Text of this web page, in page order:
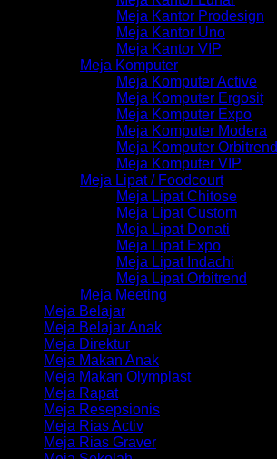
Meja Kantor Prodesign
Meja Kantor Uno
Meja Kantor VIP
Meja Komputer
Meja Komputer Active
Meja Komputer Ergosit
Meja Komputer Expo
Meja Komputer Modera
Meja Komputer Orbitrend
Meja Komputer VIP
Meja Lipat / Foodcourt
Meja Lipat Chitose
Meja Lipat Custom
Meja Lipat Donati
Meja Lipat Expo
Meja Lipat Indachi
Meja Lipat Orbitrend
Meja Meeting
Meja Belajar
Meja Belajar Anak
Meja Direktur
Meja Makan Anak
Meja Makan Olymplast
Meja Rapat
Meja Resepsionis
Meja Rias Activ
Meja Rias Graver